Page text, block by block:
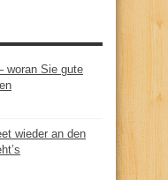
woran Sie gute
wieder an den